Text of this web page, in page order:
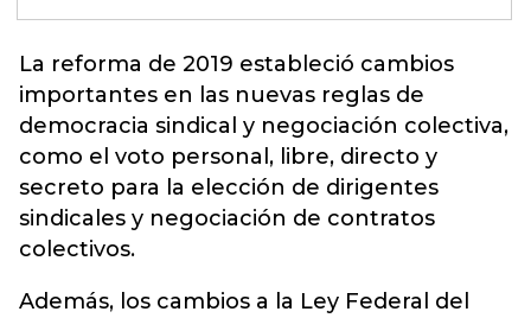
La reforma de 2019 estableció cambios
importantes en las nuevas reglas de
democracia sindical y negociación colectiva,
como el voto personal, libre, directo y
secreto para la elección de dirigentes
sindicales y negociación de contratos
colectivos.
Además, los cambios a la Ley Federal del